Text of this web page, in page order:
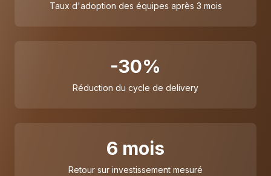
Taux d'adoption des équipes après 3 mois
-30%
Réduction du cycle de delivery
6 mois
Retour sur investissement mesuré